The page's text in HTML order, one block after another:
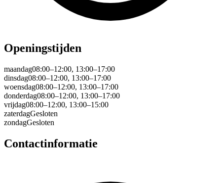
Openingstijden
maandag08:00–12:00, 13:00–17:00
dinsdag08:00–12:00, 13:00–17:00
woensdag08:00–12:00, 13:00–17:00
donderdag08:00–12:00, 13:00–17:00
vrijdag08:00–12:00, 13:00–15:00
zaterdagGesloten
zondagGesloten
Contactinformatie